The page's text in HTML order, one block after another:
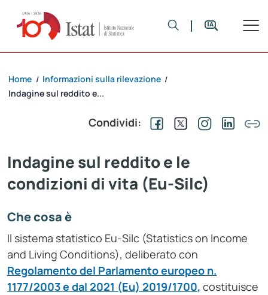
Home / Informazioni sulla rilevazione /
Indagine sul reddito e...
Condividi:
Indagine sul reddito e le
condizioni di vita (Eu-Silc)
Che cosa è
Il sistema statistico Eu-Silc (Statistics on Income
and Living Conditions), deliberato con
Regolamento del Parlamento europeo n.
1177/2003 e dal 2021 (Eu) 2019/1700, costituisce